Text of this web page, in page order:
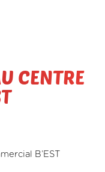
CENTRE
B’EST